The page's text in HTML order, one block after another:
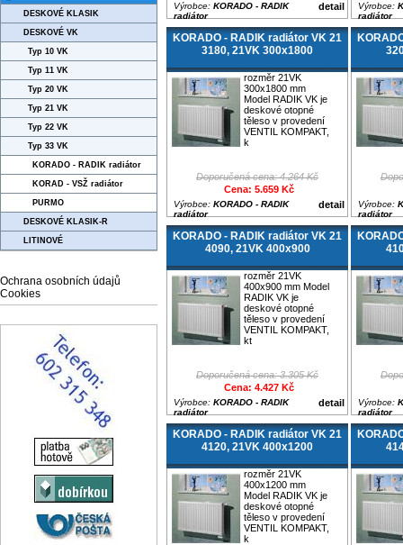
DESKOVÉ KLASIK
DESKOVÉ VK
Typ 10 VK
Typ 11 VK
Typ 20 VK
Typ 21 VK
Typ 22 VK
Typ 33 VK
KORADO - RADIK radiátor
KORAD - VSŽ radiátor
PURMO
DESKOVÉ KLASIK-R
LITINOVÉ
Ochrana osobních údajů
Cookies
detail
Výrobce: KORADO - RADIK
radiátor
Výrobce:
radiátor
KORADO - RADIK radiátor VK 21
3180, 21VK 300x1800
rozměr 21VK
300x1800 mm
Model RADIK VK je
deskové otopné
těleso v provedení
VENTIL KOMPAKT,
k
Doporučená cena: 4.264 Kč
Cena: 5.659 Kč
detail
Výrobce: KORADO - RADIK
radiátor
Výrobce:
radiátor
KORADO - RADIK radiátor VK 21
4090, 21VK 400x900
rozměr 21VK
400x900 mm Model
RADIK VK je
deskové otopné
těleso v provedení
VENTIL KOMPAKT,
kt
Doporučená cena: 3.305 Kč
Cena: 4.427 Kč
detail
Výrobce: KORADO - RADIK
radiátor
Výrobce:
radiátor
KORADO - RADIK radiátor VK 21
4120, 21VK 400x1200
rozměr 21VK
400x1200 mm
Model RADIK VK je
deskové otopné
těleso v provedení
VENTIL KOMPAKT,
k